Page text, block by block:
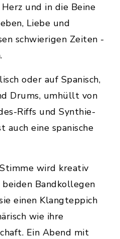
und in die Beine
Liebe und
schwierigen Zeiten -
oder auf Spanisch,
Drums, umhüllt von
Riffs und Synthie-
auch eine spanische
wird kreativ
Bandkollegen
einen Klangteppich
wie ihre
Ein Abend mit